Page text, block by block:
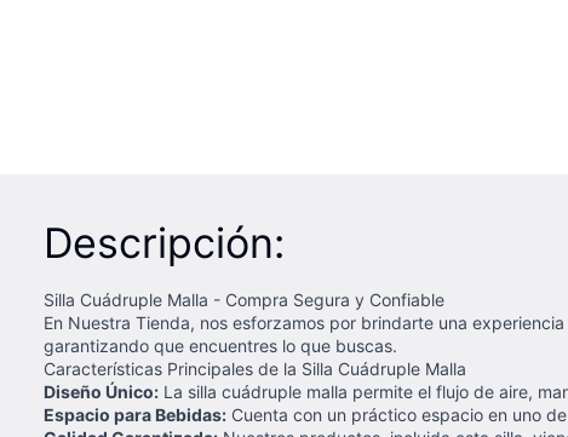
Descripción:
Silla Cuádruple Malla - Compra Segura y Confiable
En Nuestra Tienda, nos esforzamos por brindarte una
garantizando que encuentres lo que buscas.
Características Principales de la Silla Cuádruple Malla
Diseño Único: La silla cuádruple malla permite el flujo de aire,
Espacio para Bebidas: Cuenta con un práctico espacio en uno